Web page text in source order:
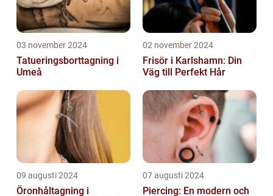
03 november 2024
Tatueringsborttagning i
Umeå
02 november 2024
Frisör i Karlshamn: Din
Väg till Perfekt Hår
09 augusti 2024
Öronhåltagning i
07 augusti 2024
Piercing: En modern och